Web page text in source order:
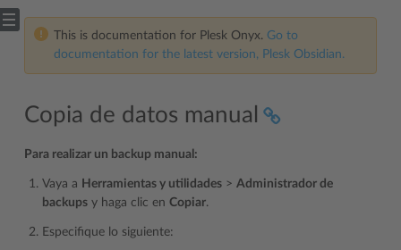
This is documentation for Plesk Onyx. Go to
documentation for the latest version, Plesk Obsidian.
Copia de datos manual
Para realizar un backup manual:
Vaya a Herramientas y utilidades > Administrador de
backups y haga clic en Copiar.
Especifique lo siguiente: